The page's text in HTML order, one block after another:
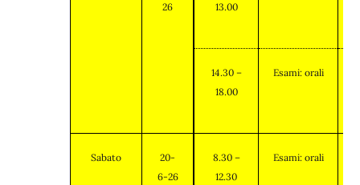
26
13.00
14.30 –
18.00
Esami: orali
Sabato
20-
6-26
8.30 –
12.30
Esami: orali